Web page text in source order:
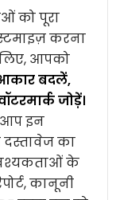
को पूरा
करना
आपको
बदलें,
जोड़ें।
आप इन
का
के
कानूनी